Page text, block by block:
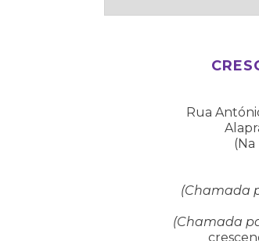
Rua
(Na
(Chamada
(Chamada